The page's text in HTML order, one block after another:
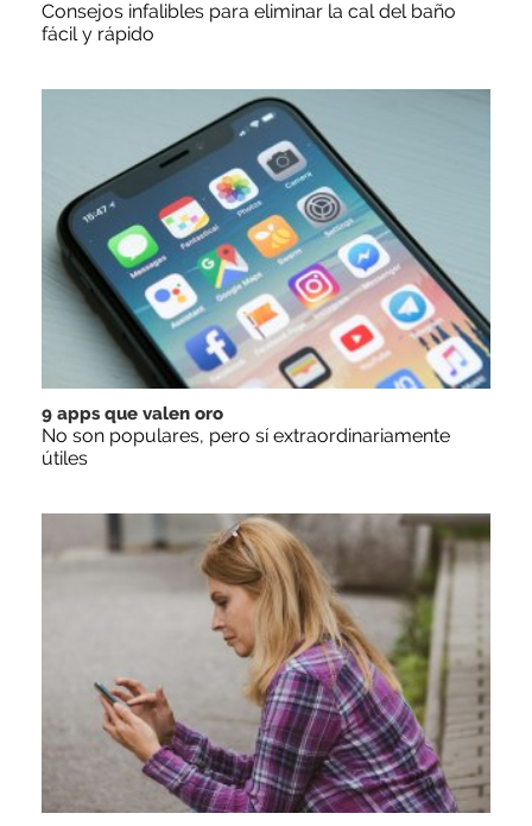
Consejos infalibles para eliminar la cal del baño
fácil y rápido
9 apps que valen oro
No son populares, pero sí extraordinariamente
útiles